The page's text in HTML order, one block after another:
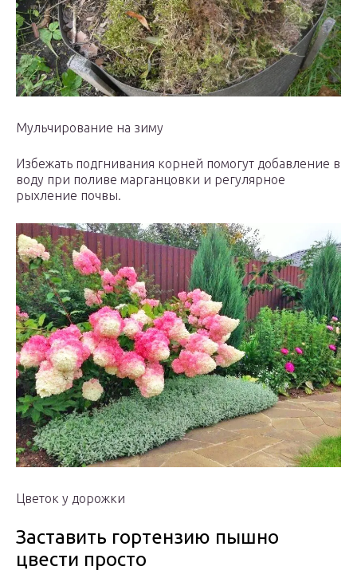
Мульчирование на зиму
Избежать подгнивания корней помогут добавление в
воду при поливе марганцовки и регулярное
рыхление почвы.
Цветок у дорожки
Заставить гортензию пышно
цвести просто